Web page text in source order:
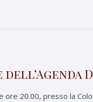
20.00, presso la